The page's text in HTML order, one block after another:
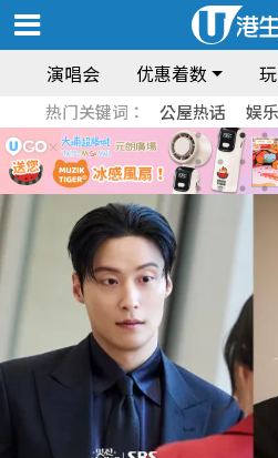
演唱会 优惠着数
热门关键词： 公屋热话 娱